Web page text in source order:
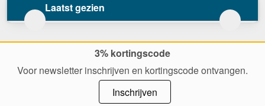
Laatst gezien
3% kortingscode
Voor newsletter inschrijven en kortingscode ontvangen.
Inschrijven